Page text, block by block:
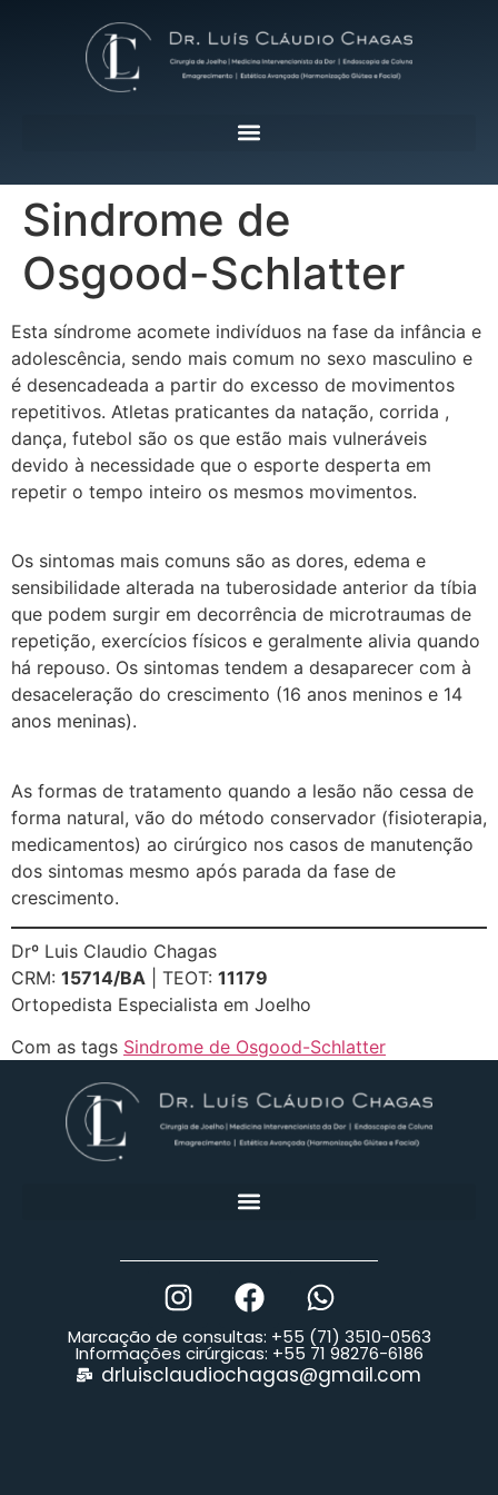
Sindrome de
Osgood-Schlatter
Esta síndrome acomete indivíduos na fase da infância e
adolescência, sendo mais comum no sexo masculino e
é desencadeada a partir do excesso de movimentos
repetitivos. Atletas praticantes da natação, corrida ,
dança, futebol são os que estão mais vulneráveis
devido à necessidade que o esporte desperta em
repetir o tempo inteiro os mesmos movimentos.
Os sintomas mais comuns são as dores, edema e
sensibilidade alterada na tuberosidade anterior da tíbia
que podem surgir em decorrência de microtraumas de
repetição, exercícios físicos e geralmente alivia quando
há repouso. Os sintomas tendem a desaparecer com à
desaceleração do crescimento (16 anos meninos e 14
anos meninas).
As formas de tratamento quando a lesão não cessa de
forma natural, vão do método conservador (fisioterapia,
medicamentos) ao cirúrgico nos casos de manutenção
dos sintomas mesmo após parada da fase de
crescimento.
Drº Luis Claudio Chagas
CRM: 15714/BA | TEOT: 11179
Ortopedista Especialista em Joelho
Com as tags Sindrome de Osgood-Schlatter
Marcação de consultas: +55 (71) 3510-0563
Informações cirúrgicas: +55 71 98276-6186
drluisclaudiochagas@gmail.com